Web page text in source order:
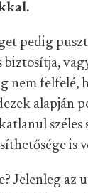
pedig
biztosítja,
nem felfelé,
alapján
is
Jelenleg az